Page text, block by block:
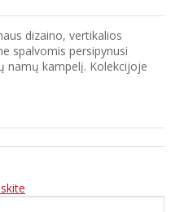
dizaino, vertikalios
spalvomis persipynusi
namų kampelį. Kolekcijoje